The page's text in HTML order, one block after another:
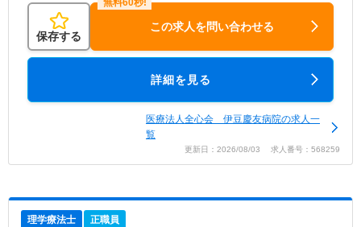
保存する
この求人を問い合わせる
詳細を見る
医療法人全心会 伊豆慶友病院の求人一
覧
更新日：2026/08/03 求人番号：568259
理学療法士 正職員